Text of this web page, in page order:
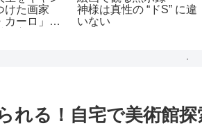
けた画家
カーロ」過
神様は真性の “ドS” に違
いない
れる！自宅で美術館